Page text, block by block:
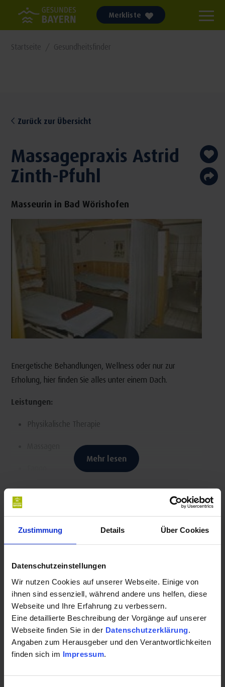
Zustimmung Details Über Cookies
Datenschutzeinstellungen
Wir nutzen Cookies auf unserer Webseite. Einige von
ihnen sind essenziell, während andere uns helfen, diese
Webseite und Ihre Erfahrung zu verbessern.
Eine detaillierte Beschreibung der Vorgänge auf unserer
Webseite finden Sie in der Datenschutzerklärung
Angaben zum Herausgeber und den Verantwortlichkeiten
finden sich im Impressum
Merkliste
Startseite Gesundheitsfinder
Zurück zur Übersicht
Massagepraxis Astrid
Zinth-Pfuhl
Masseurin in Bad Wörishofen
Energetische Behandlungen, Wellness oder nur zur
Erholung, hier finden Sie alles unter einem Dach.
Leistungen:
Physikalische Therapie
Heißluft
Akupunktmassage
Energetische Behandlungen
Lomi-Lomi
Hot-Stone
Ayurveda Massagen
Mehr lesen
Kontakt für Ihre Kur oder Ihren Gesundheits-
Urlaub:
Söllereckweg 17
Auf Karte anzeigen | Route planen
Telefon:
+4982478450
E-Mail:
astrid.zinth-pfuhl@t-online.de